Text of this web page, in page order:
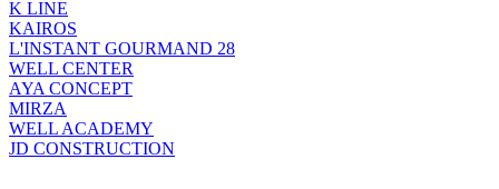
K LINE
KAIROS
L'INSTANT GOURMAND 28
WELL CENTER
AYA CONCEPT
MIRZA
WELL ACADEMY
JD CONSTRUCTION